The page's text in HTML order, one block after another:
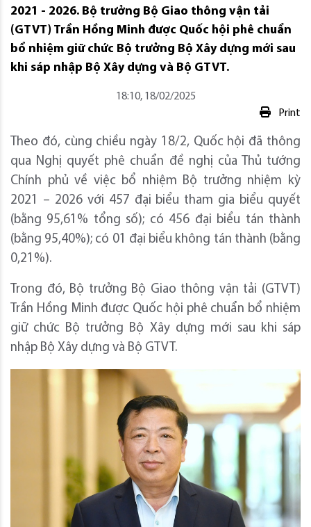
2021 - 2026. Bộ trưởng Bộ Giao thông vận tải
(GTVT) Trần Hồng Minh được Quốc hội phê chuẩn
bổ nhiệm giữ chức Bộ trưởng Bộ Xây dựng mới sau
khi sáp nhập Bộ Xây dựng và Bộ GTVT.
18:10, 18/02/2025
Print
Theo đó, cùng chiều ngày 18/2, Quốc hội đã thông
qua Nghị quyết phê chuẩn đề nghị của Thủ tướng
Chính phủ về việc bổ nhiệm Bộ trưởng nhiệm kỳ
2021 – 2026 với 457 đại biểu tham gia biểu quyết
(bằng 95,61% tổng số); có 456 đại biểu tán thành
(bằng 95,40%); có 01 đại biểu không tán thành (bằng
0,21%).
Trong đó, Bộ trưởng Bộ Giao thông vận tải (GTVT)
Trần Hồng Minh được Quốc hội phê chuẩn bổ nhiệm
giữ chức Bộ trưởng Bộ Xây dựng mới sau khi sáp
nhập Bộ Xây dựng và Bộ GTVT.